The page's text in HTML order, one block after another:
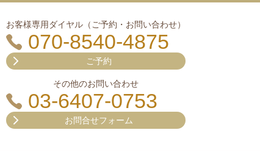
お客様専用ダイヤル（ご予約・お問い合わせ）
070-8540-4875
ご予約
その他のお問い合わせ
03-6407-0753
お問合せフォーム